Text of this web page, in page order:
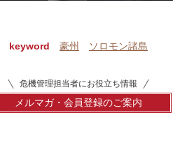
keyword 豪州 ソロモン諸島
危機管理担当者にお役立ち情報
メルマガ・会員登録のご案内